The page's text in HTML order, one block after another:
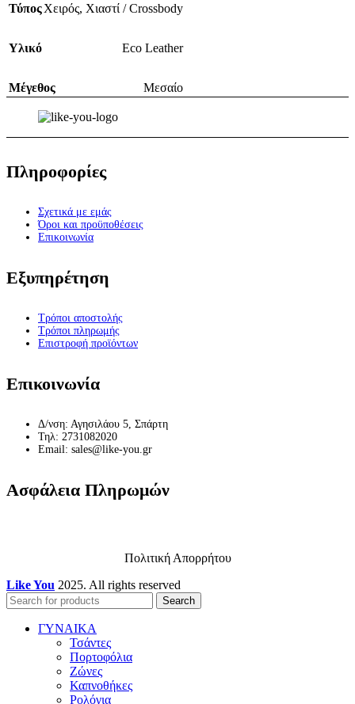
ΤύποςΧειρός, Χιαστί / Crossbody
Υλικό Eco Leather
Μέγεθος Μεσαίο
Πληροφορίες
Σχετικά με εμάς
Όροι και προϋποθέσεις
Επικοινωνία
Εξυπηρέτηση
Τρόποι αποστολής
Τρόποι πληρωμής
Επιστροφή προϊόντων
Επικοινωνία
Δ/νση: Αγησιλάου 5, Σπάρτη
Τηλ: 2731082020
Email: sales@like-you.gr
Ασφάλεια Πληρωμών
Πολιτική Απορρήτου
Like You 2025. All rights reserved
Search
ΓΥΝΑΙΚΑ
Τσάντες
Πορτοφόλια
Ζώνες
Καπνοθήκες
Ρολόγια